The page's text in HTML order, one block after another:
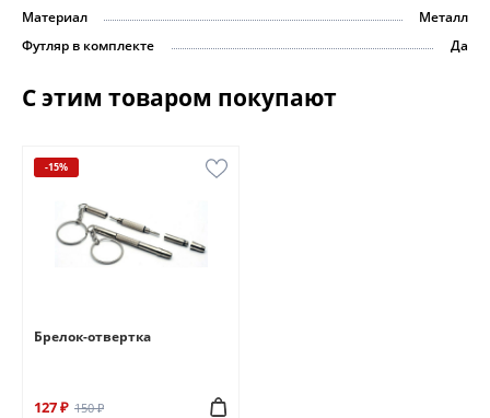
Материал
Металл
Футляр в комплекте
Да
С этим товаром покупают
-15%
Брелок-отвертка
127 ₽ 150 ₽